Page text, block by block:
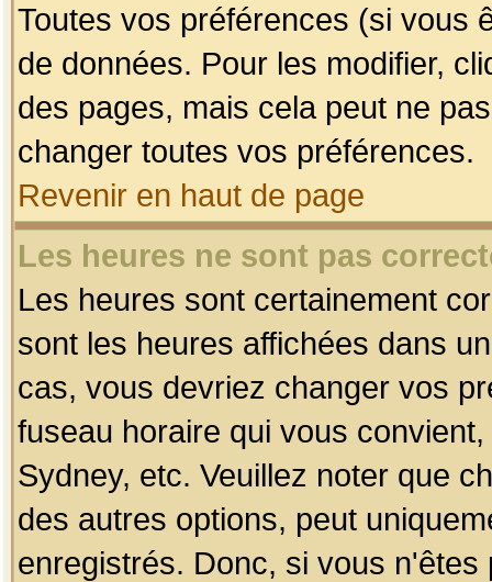
Toutes vos préférences (si vous
de données. Pour les modifier,
des pages, mais cela peut ne
changer toutes vos préférences.
Revenir en haut de page
Les heures ne sont pas
Les heures sont certainement
sont les heures affichées dans
cas, vous devriez changer vos
fuseau horaire qui vous
Sydney, etc. Veuillez noter que
des autres options, peut
enregistrés. Donc, si vous